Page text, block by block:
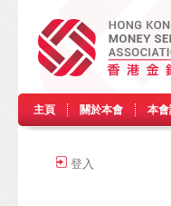
主頁 關於本會 本
登入